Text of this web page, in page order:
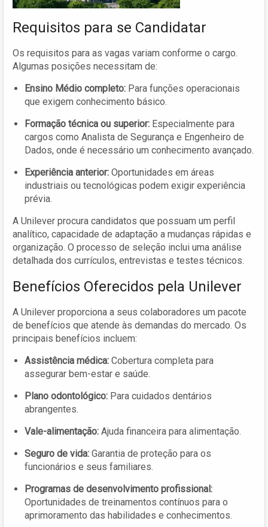
Requisitos para se Candidatar
Os requisitos para as vagas variam conforme o cargo.
Algumas posições necessitam de:
Ensino Médio completo: Para funções operacionais
que exigem conhecimento básico.
Formação técnica ou superior: Especialmente para
cargos como Analista de Segurança e Engenheiro de
Dados, onde é necessário um conhecimento avançado.
Experiência anterior: Oportunidades em áreas
industriais ou tecnológicas podem exigir experiência
prévia.
A Unilever procura candidatos que possuam um perfil
analítico, capacidade de adaptação a mudanças rápidas e
organização. O processo de seleção inclui uma análise
detalhada dos currículos, entrevistas e testes técnicos.
Benefícios Oferecidos pela Unilever
A Unilever proporciona a seus colaboradores um pacote
de benefícios que atende às demandas do mercado. Os
principais benefícios incluem:
Assistência médica: Cobertura completa para
assegurar bem-estar e saúde.
Plano odontológico: Para cuidados dentários
abrangentes.
Vale-alimentação: Ajuda financeira para alimentação.
Seguro de vida: Garantia de proteção para os
funcionários e seus familiares.
Programas de desenvolvimento profissional:
Oportunidades de treinamentos contínuos para o
aprimoramento das habilidades e conhecimentos.